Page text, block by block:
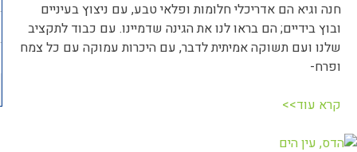
חנה וגיא הם אדריכלי חלומות ופלאי טבע, עם ניצוץ בעיניים
ובוץ בידיים; הם בראו לנו את הגינה שדמיינו. עם כבוד לתקציב
שלנו ועם תשוקה אמיתית לדבר, עם היכרות עמוקה עם כל צמח
ופרח-
קרא עוד>>